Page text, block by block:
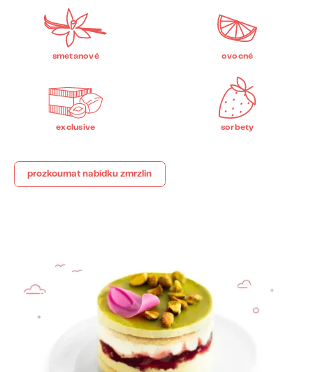
smetanové ovocné
exclusive sorbety
prozkoumat nabídku zmrzlin